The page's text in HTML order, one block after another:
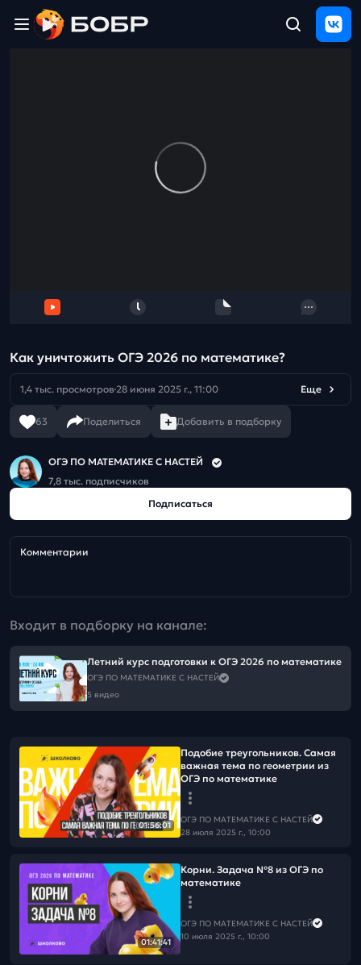
Как уничтожить ОГЭ 2026 по математике?
1,4 тыс. просмотров 28 июня 2025 г., 11:00 Еще
63 Поделиться Добавить в подборку
ОГЭ ПО МАТЕМАТИКЕ С НАСТЕЙ
7,8 тыс. подписчиков
Подписаться
Комментарии
Входит в подборку на канале:
Летний курс подготовки к ОГЭ 2026 по математике
ОГЭ ПО МАТЕМАТИКЕ С НАСТЕЙ
5 видео
01:56:01
Подобие треугольников. Самая
важная тема по геометрии из
ОГЭ по математике
ОГЭ ПО МАТЕМАТИКЕ С НАСТЕЙ
28 июля 2025 г., 10:00
01:41:41
Корни. Задача №8 из ОГЭ по
математике
ОГЭ ПО МАТЕМАТИКЕ С НАСТЕЙ
10 июля 2025 г., 10:00